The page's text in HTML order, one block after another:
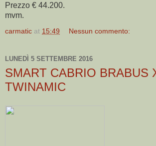
Prezzo € 44.200.
mvm.
carmatic at 15:49 Nessun commento:
LUNEDÌ 5 SETTEMBRE 2016
SMART CABRIO BRABUS
TWINAMIC